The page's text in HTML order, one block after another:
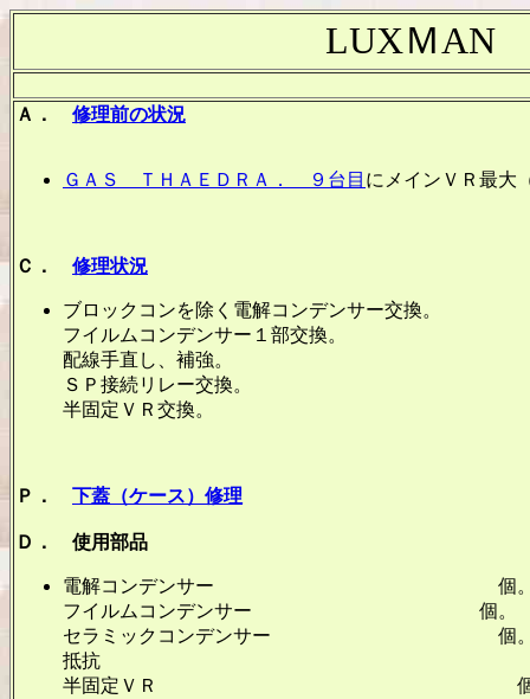
LUXＭAN
Ａ． 修理前の状況
ＧＡＳ ＴＨＡＥＤＲＡ． ９台目 にメインＶＲ最大
Ｃ． 修理状況
ブロックコンを除く電解コンデンサー交換。
フイルムコンデンサー１部交換。
配線手直し、補強。
ＳＰ接続リレー交換。
半固定ＶＲ交換。
Ｐ． 下蓋（ケース）修理
Ｄ． 使用部品
電解コンデンサー 個
フイルムコンデンサー 個。
セラミックコンデンサー 個
抵抗 個
半固定ＶＲ 個